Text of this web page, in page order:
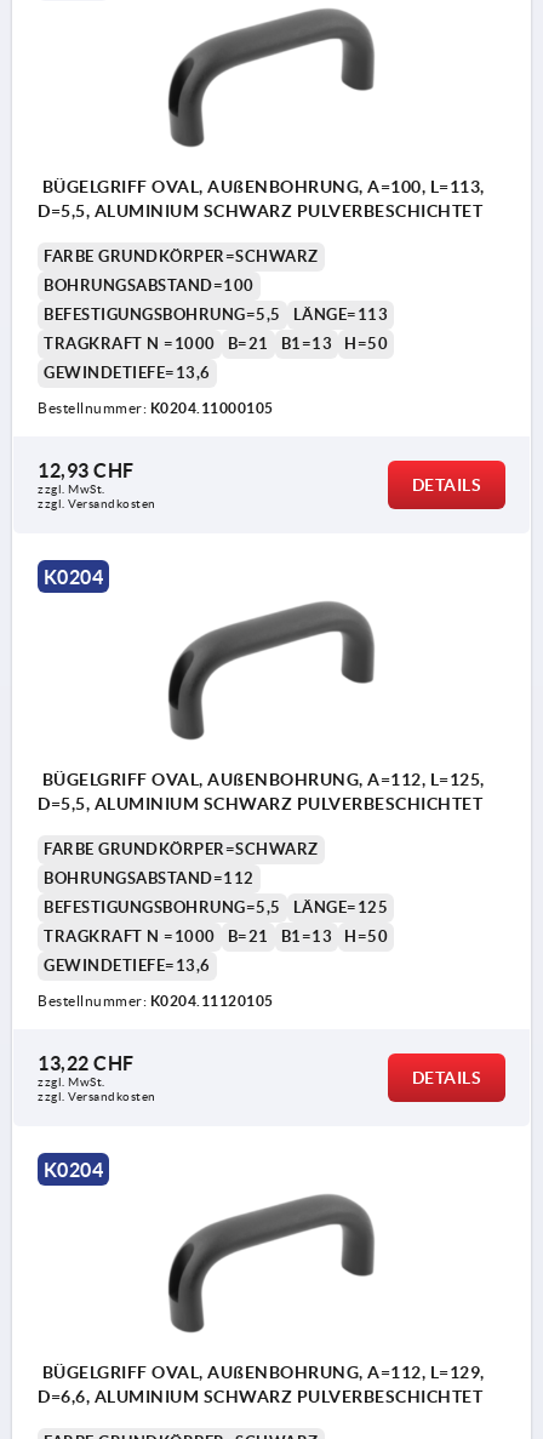
BÜGELGRIFF OVAL, AUßENBOHRUNG, A=100, L=113,
D=5,5, ALUMINIUM SCHWARZ PULVERBESCHICHTET
FARBE GRUNDKÖRPER=SCHWARZ
BOHRUNGSABSTAND=100
BEFESTIGUNGSBOHRUNG=5,5
LÄNGE=113
TRAGKRAFT N =1000
B=21 B1=13
H=50
GEWINDETIEFE=13,6
Bestellnummer: K0204.11000105
12,93 CHF
zzgl. MwSt.
zzgl. Versandkosten
DETAILS
K0204
BÜGELGRIFF OVAL, AUßENBOHRUNG, A=112, L=125,
D=5,5, ALUMINIUM SCHWARZ PULVERBESCHICHTET
FARBE GRUNDKÖRPER=SCHWARZ
BOHRUNGSABSTAND=112
BEFESTIGUNGSBOHRUNG=5,5
LÄNGE=125
TRAGKRAFT N =1000
B=21 B1=13
H=50
GEWINDETIEFE=13,6
Bestellnummer: K0204.11120105
13,22 CHF
zzgl. MwSt.
zzgl. Versandkosten
DETAILS
K0204
BÜGELGRIFF OVAL, AUßENBOHRUNG, A=112, L=129,
D=6,6, ALUMINIUM SCHWARZ PULVERBESCHICHTET